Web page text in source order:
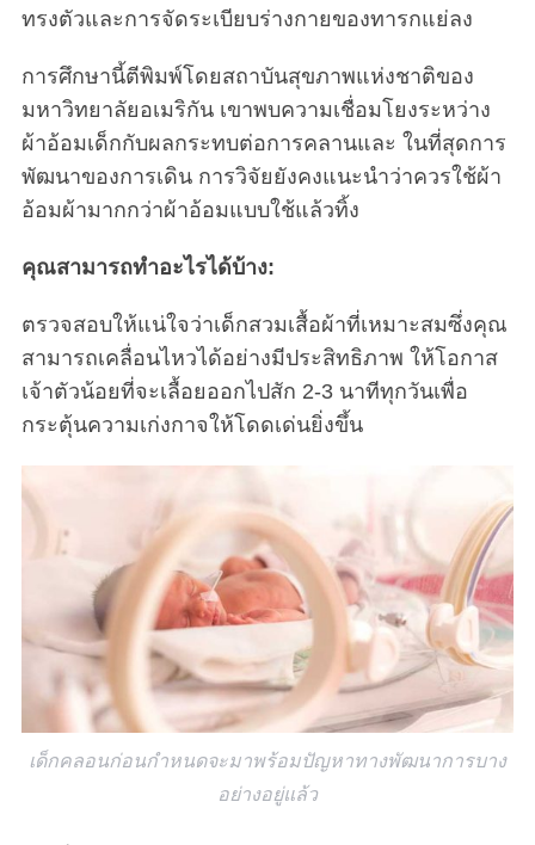
ทรงตัวและการจัดระเบียบร่างกายของทารกแย่ลง
การศึกษานี้ตีพิมพ์โดยสถาบันสุขภาพแห่งชาติของ
มหาวิทยาลัยอเมริกัน เขาพบความเชื่อมโยงระหว่าง
ผ้าอ้อมเด็กกับผลกระทบต่อการคลานและ ในที่สุดการ
พัฒนาของการเดิน การวิจัยยังคงแนะนำว่าควรใช้ผ้า
อ้อมผ้ามากกว่าผ้าอ้อมแบบใช้แล้วทิ้ง
คุณสามารถทำอะไรได้บ้าง:
ตรวจสอบให้แน่ใจว่าเด็กสวมเสื้อผ้าที่เหมาะสมซึ่งคุณ
สามารถเคลื่อนไหวได้อย่างมีประสิทธิภาพ ให้โอกาส
เจ้าตัวน้อยที่จะเลื้อยออกไปสัก 2-3 นาทีทุกวันเพื่อ
กระตุ้นความเก่งกาจให้โดดเด่นยิ่งขึ้น
เด็กคลอนก่อนกำหนดจะมาพร้อมปัญหาทางพัฒนาการบาง
อย่างอยู่แล้ว